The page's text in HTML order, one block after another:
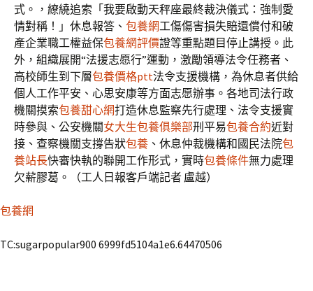
式。，繚繞追索「我要啟動天秤座最終裁決儀式：強制愛
情對稱！」休息報答、 包養網工傷傷害損失賠還償付和破
產企業職工權益保包養網評價證等重點題目停止講授。此
外，組織展開“法援志愿行”運動，激勵領導法令任務者、
高校師生到下層包養價格ptt法令支援機構，為休息者供給
個人工作平安、心思安康等方面志愿辦事。各地司法行政
機關摸索包養甜心網打造休息監察先行處理、法令支援實
時參與、公安機關女大生包養俱樂部刑平易包養合約近對
接、查察機關支撐告狀包養 、休息仲裁機構和國民法院包
養站長快審快執的聯開工作形式，實時包養條件無力處理
欠薪膠葛。（工人日報客戶端記者 盧越）
包養網
TC:sugarpopular900 6999fd5104a1e6.64470506